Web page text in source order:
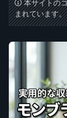
本サイトの
まれています。